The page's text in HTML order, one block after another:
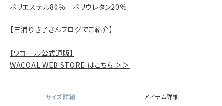
ポリエステル80％ ポリウレタン20％
【三浦りさ子さんブログでご紹介】
【ワコール公式通販】
WACOAL WEB STORE はこちら ＞＞
サイズ詳細 アイテム詳細